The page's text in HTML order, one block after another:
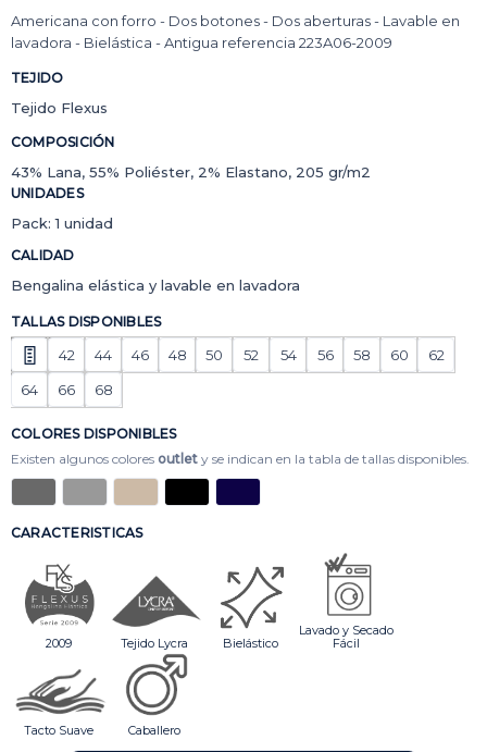
Americana con forro - Dos botones - Dos aberturas - Lavable en
lavadora - Bielástica - Antigua referencia 223A06-2009
TEJIDO
Tejido Flexus
COMPOSICIÓN
43% Lana, 55% Poliéster, 2% Elastano, 205 gr/m2
UNIDADES
Pack: 1 unidad
CALIDAD
Bengalina elástica y lavable en lavadora
TALLAS DISPONIBLES
42 44 46 48 50 52 54 56 58 60
62
64
66 68
COLORES DISPONIBLES
Existen algunos colores outlet y se indican en la tabla de tallas disponibles.
CARACTERISTICAS
2009 Tejido Lycra Bielástico
Lavado y Secado
Fácil
Tacto Suave Caballero